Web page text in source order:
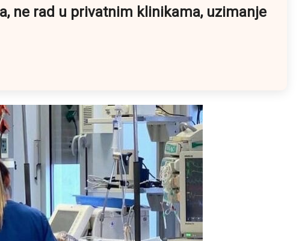
ne rad u privatnim klinikama, uzimanje